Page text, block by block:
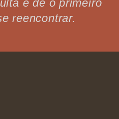
e dê o primeiro
reencontrar.